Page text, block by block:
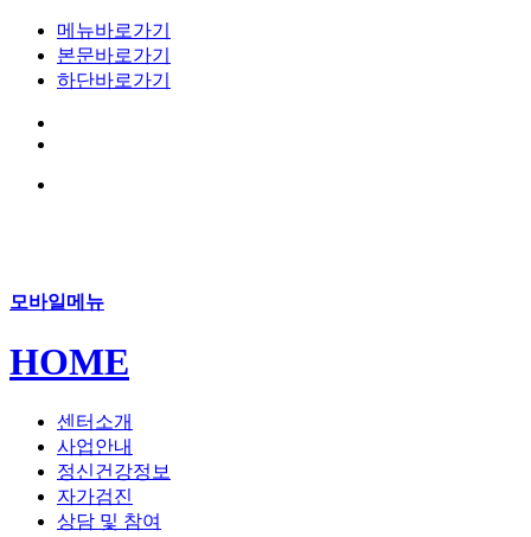
메뉴바로가기
본문바로가기
하단바로가기
모바일메뉴
HOME
센터소개
사업안내
정신건강정보
자가검진
상담 및 참여